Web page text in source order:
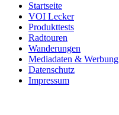
Startseite
VOI Lecker
Produkttests
Radtouren
Wanderungen
Mediadaten & Werbung
Datenschutz
Impressum